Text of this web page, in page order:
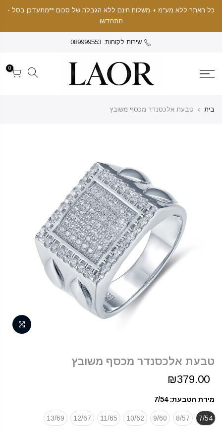
כל האתר ללא מע"מ + משלוח חינם ללא הגבלה של סכום **מתעדכן בסל -
תתחדשו
שירות לקוחות: 089999553
0
בית טבעת אלכסנדר מכסף משובץ
טבעת אלכסנדר מכסף משובץ
₪379.00
מידת הטבעת:7/54
7/54
8/57
9/60
10/62
11/65
12/67
13/69